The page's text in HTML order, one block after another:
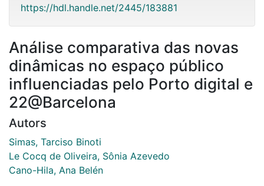
https://hdl.handle.net/2445/183881
Análise comparativa das novas
dinâmicas no espaço público
influenciadas pelo Porto digital e
22@Barcelona
Autors
Simas, Tarciso Binoti
Le Cocq de Oliveira, Sônia Azevedo
Cano-Hila, Ana Belén